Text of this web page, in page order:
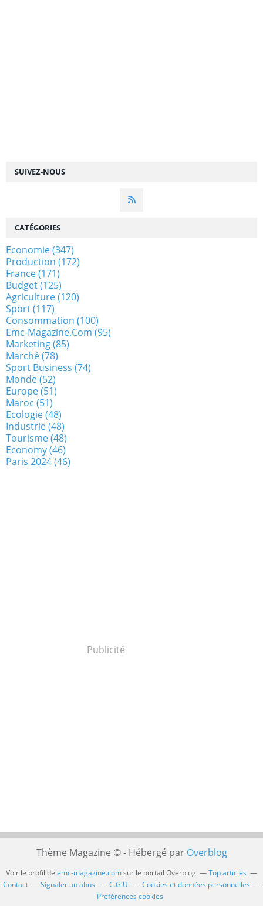
SUIVEZ-NOUS
CATÉGORIES
Economie(347)
Production (172)
France(171)
Budget(125)
Agriculture(120)
Sport(117)
Consommation (100)
Emc-Magazine.com (95)
Marketing(85)
Marché(78)
Sport Business (74)
Monde(52)
Europe(51)
Maroc (51)
Ecologie(48)
Industrie(48)
Tourisme(48)
Economy(46)
Paris 2024(46)
Publicité
Thème Magazine © - Hébergé par Overblog
Voir le profil de emc-magazine.comsur le portail Overblog
Top articles
Contact
Signaler un abus C.G.U.
Cookies et données personnelles
Préférences cookies